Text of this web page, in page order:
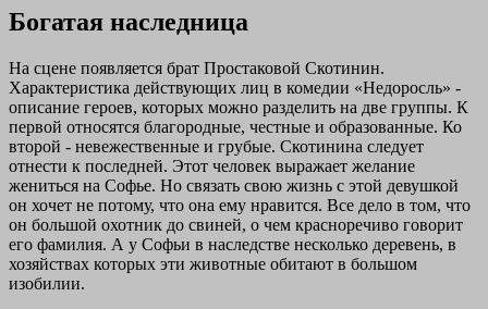
Богатая наследница
На сцене появляется брат Простаковой Скотинин.
Характеристика действующих лиц в комедии «Недоросль» -
описание героев, которых можно разделить на две группы. К
первой относятся благородные, честные и образованные. Ко
второй - невежественные и грубые. Скотинина следует
отнести к последней. Этот человек выражает желание
жениться на Софье. Но связать свою жизнь с этой девушкой
он хочет не потому, что она ему нравится. Все дело в том, что
он большой охотник до свиней, о чем красноречиво говорит
его фамилия. А у Софьи в наследстве несколько деревень, в
хозяйствах которых эти животные обитают в большом
изобилии.